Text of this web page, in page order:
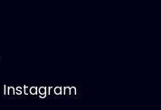
Instagram